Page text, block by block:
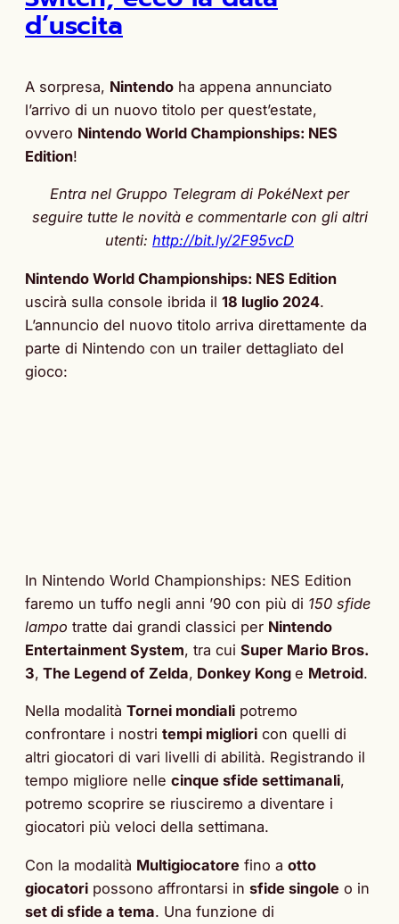
d’uscita
A sorpresa, Nintendo ha appena annunciato
l’arrivo di un nuovo titolo per quest’estate,
ovvero Nintendo World Championships: NES
Edition!
Entra nel Gruppo Telegram di PokéNext per
seguire tutte le novità e commentarle con gli altri
utenti: http://bit.ly/2F95vcD
Nintendo World Championships: NES Edition
uscirà sulla console ibrida il 18 luglio 2024.
L’annuncio del nuovo titolo arriva direttamente da
parte di Nintendo con un trailer dettagliato del
gioco:
In Nintendo World Championships: NES Edition
faremo un tuffo negli anni ’90 con più di 150 sfide
lampo tratte dai grandi classici per Nintendo
Entertainment System, tra cui Super Mario Bros.
3, The Legend of Zelda, Donkey Kong e Metroid.
Nella modalità Tornei mondiali potremo
confrontare i nostri tempi migliori con quelli di
altri giocatori di vari livelli di abilità. Registrando il
tempo migliore nelle cinque sfide settimanali,
potremo scoprire se riusciremo a diventare i
giocatori più veloci della settimana.
Con la modalità Multigiocatore fino a otto
giocatori possono affrontarsi in sfide singole o in
set di sfide a tema. Una funzione di